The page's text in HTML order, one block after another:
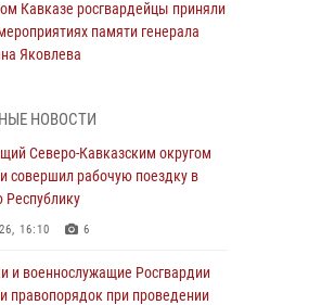
Кавказе росгвардейцы приняли
памяти генерала
Яковлева
спецназа Росгвардии
подозреваемые в организации
миграции в Подмосковье (видео)
14:25
в задержании
в причинении
НОВОСТИ
Северо-Кавказским округом
совершил рабочую поездку в
Республику
16:10 6
и военнослужащие Росгвардии
правопорядок при проведении